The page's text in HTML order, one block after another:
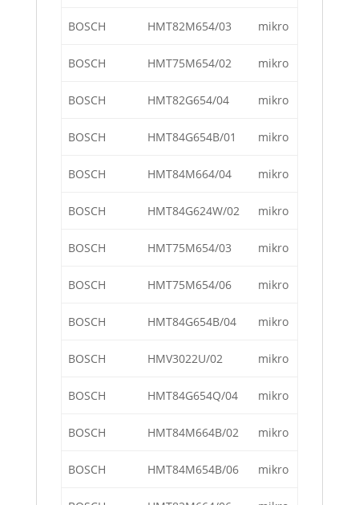
BOSCH HMT82M654/03 mikro
BOSCH HMT75M654/02 mikro
BOSCH HMT82G654/04 mikro
BOSCH HMT84G654B/01 mikro
BOSCH HMT84M664/04 mikro
BOSCH HMT84G624W/02 mikro
BOSCH HMT75M654/03 mikro
BOSCH HMT75M654/06 mikro
BOSCH HMT84G654B/04 mikro
BOSCH HMV3022U/02 mikro
BOSCH HMT84G654Q/04 mikro
BOSCH HMT84M664B/02 mikro
BOSCH HMT84M654B/06 mikro